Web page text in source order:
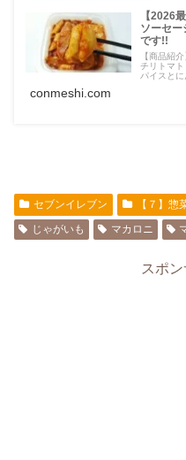
【2026
ソーセー
です!!
【商品紹
チリトマ
パイスとに
conmeshi.com
セブンイレブン 【７】惣
じゃがいも
マカロニ
スポ